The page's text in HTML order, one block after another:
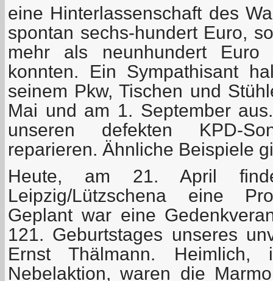
eine Hinterlassenschaft des
spontan sechs-hundert Euro,
mehr als neunhundert Euro
konnten. Ein Sympathisant
seinem Pkw, Tischen und
Mai und am 1. September
unseren defekten KPD-
reparieren. Ähnliche Beispiele
Heute, am 21. April
Leipzig/Lützschena eine
Geplant war eine
121. Geburtstages unseres
Ernst Thälmann.
Nebelaktion, waren die